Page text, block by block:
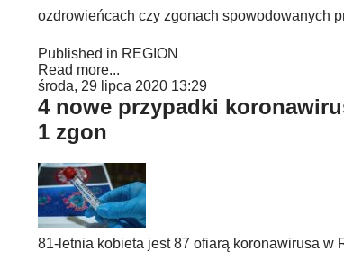
ozdrowieńcach czy zgonach spowodowanych
Published in REGION
Read more...
środa, 29 lipca 2020 13:29
4 nowe przypadki
1 zgon
81-letnia kobieta jest 87 ofiarą koronawirusa w